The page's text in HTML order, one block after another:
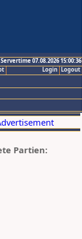
Servertime 07.08.2026 15:00:36
Logout
Login
Partien: